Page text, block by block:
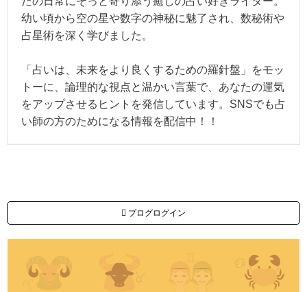
幼い頃から空の星や数字の神秘に魅了され、数秘術や
占星術を深く学びました。
「占いは、未来をより良くするための羅針盤」をモッ
トーに、論理的な視点と温かい言葉で、あなたの運気
をアップさせるヒントを発信しています。SNSでも占
い師の方のためになる情報を配信中！！
ブログログイン